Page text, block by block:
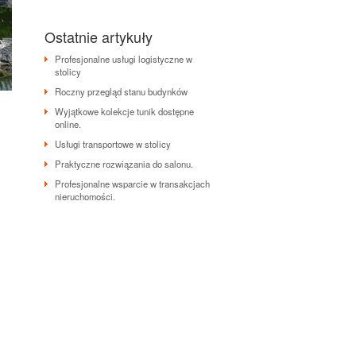
Ostatnie artykuły
Profesjonalne usługi logistyczne w
stolicy
Roczny przegląd stanu budynków
Wyjątkowe kolekcje tunik dostępne
online.
Usługi transportowe w stolicy
Praktyczne rozwiązania do salonu.
Profesjonalne wsparcie w transakcjach
nieruchomości.